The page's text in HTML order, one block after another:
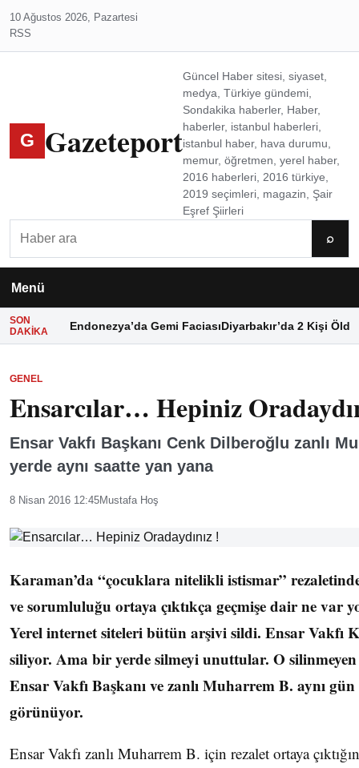
10 Ağustos 2026, Pazartesi
RSS
G Gazeteport
Güncel Haber sitesi, siyaset,
medya, Türkiye gündemi,
Sondakika haberler, Haber,
haberler, istanbul haberleri,
istanbul haber, hava durumu,
memur, öğretmen, yerel haber,
2016 haberleri, 2016 türkiye,
2019 seçimleri, magazin, Şair
Eşref Şiirleri
⌕
Menü
SON
DAKIKA
Endonezya’da Gemi FaciasıDiyarbakır’da 2 Kişi Öldü
GENEL
Ensarcılar… Hepiniz
Ensar Vakfı Başkanı Cenk Dilberoğlu zanlı
yerde aynı saatte yan yana
8 Nisan 2016 12:45Mustafa Hoş
Karaman’da “çocuklara nitelikli istismar”
ve sorumluluğu ortaya çıktıkça geçmişe dair ne var
Yerel internet siteleri bütün arşivi sildi. Ensar Vakfı
siliyor. Ama bir yerde silmeyi unuttular. O
Ensar Vakfı Başkanı ve zanlı Muharrem B. aynı
görünüyor.
Ensar Vakfı zanlı Muharrem B. için rezalet ortaya